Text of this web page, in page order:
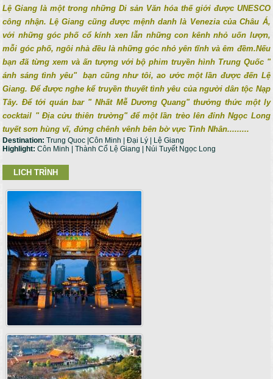
Lệ Giang là một trong những Di sản Văn hóa thế giới được UNESCO
công nhận. Lệ Giang cũng được mệnh danh là Venezia của Châu Á,
với những góc phố cổ kính xen lẫn những con kênh nhỏ uốn lượn,
mỗi góc phố, ngôi nhà đều là những góc nhỏ yên tĩnh và êm đềm.Nếu
bạn đã từng xem và ấn tượng với bộ phim truyền hình Trung Quốc "
ánh sáng tình yêu" bạn cũng như tôi, ao ước một lần được đến Lệ
Giang. Để được nghe kể truyền thuyết tình yêu của người dân tộc Nạp
Tây. Để tới quán bar " Nhất Mễ Dương Quang" thưởng thức một ly
cocktail " Địa cửu thiên trường" để một lần trèo lên đỉnh Ngọc Long
tuyết sơn hùng vĩ, đứng chênh vênh bên bờ vực Tình Nhân.........
Destination:Trung Quoc |Côn Minh | Đại Lý | Lệ Giang
Highlight:Côn Minh | Thành Cổ Lệ Giang | Núi Tuyết Ngọc Long
LICH TRÌNH